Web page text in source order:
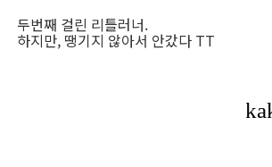
두번째 걸린 리틀러너.
하지만, 땡기지 않아서 안갔다 TT